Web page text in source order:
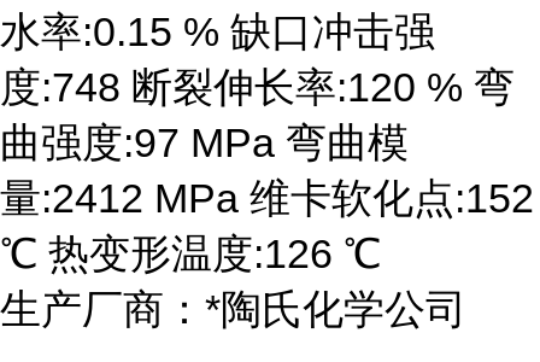
水率:0.15 % 缺口冲击强
度:748 断裂伸长率:120 % 弯
曲强度:97 MPa 弯曲模
量:2412 MPa 维卡软化点:152
℃ 热变形温度:126 ℃
生产厂商：*陶氏化学公司